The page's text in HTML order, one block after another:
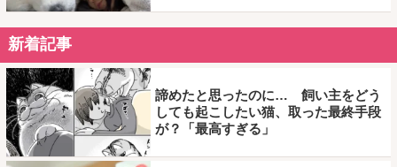
新着記事
諦めたと思ったのに… 飼い主をどう
しても起こしたい猫、取った最終手段
が？「最高すぎる」